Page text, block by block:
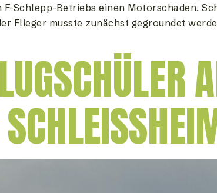
Schlepp-Betriebs einen Motorschaden.
Flieger musste zunächst gegroundet